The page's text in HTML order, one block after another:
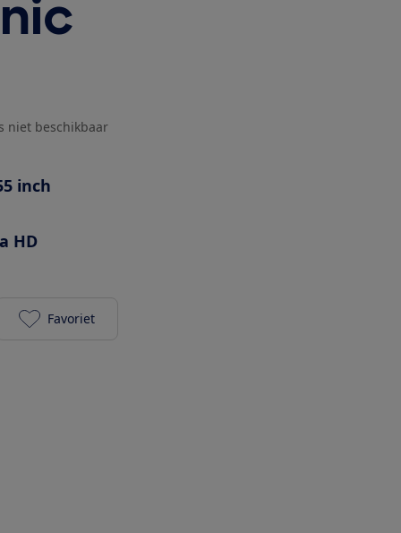
niet beschikbaar
inch
HD
Panasonic TX-55HZW2004 toevoegen aan je
Favoriet